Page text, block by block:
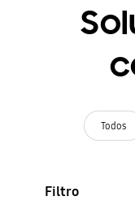
Todos
Filtro